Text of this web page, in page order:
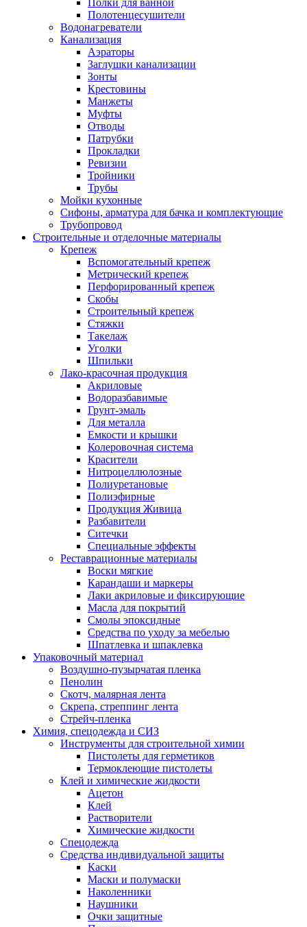
Полки для ванной
Полотенцесушители
Водонагреватели
Канализация
Аэраторы
Заглушки канализации
Зонты
Крестовины
Манжеты
Муфты
Отводы
Патрубки
Прокладки
Ревизии
Тройники
Трубы
Мойки кухонные
Сифоны, арматура для бачка и комплектующие
Трубопровод
Строительные и отделочные материалы
Крепеж
Вспомогательный крепеж
Метрический крепеж
Перфорированный крепеж
Скобы
Строительный крепеж
Стяжки
Такелаж
Уголки
Шпильки
Лако-красочная продукция
Акриловые
Водоразбавимые
Грунт-эмаль
Для металла
Емкости и крышки
Колеровочная система
Красители
Нитроцеллюлозные
Полиуретановые
Полиэфирные
Продукция Живица
Разбавители
Ситечки
Специальные эффекты
Реставрационные материалы
Воски мягкие
Карандаши и маркеры
Лаки акриловые и фиксирующие
Масла для покрытий
Смолы эпоксидные
Средства по уходу за мебелью
Шпатлевка и шпаклевка
Упаковочный материал
Воздушно-пузырчатая пленка
Пенолин
Скотч, малярная лента
Скрепа, стреппинг лента
Стрейч-пленка
Химия, спецодежда и СИЗ
Инструменты для строительной химии
Пистолеты для герметиков
Термоклеющие пистолеты
Клей и химические жидкости
Ацетон
Клей
Растворители
Химические жидкости
Спецодежда
Средства индивидуальной защиты
Каски
Маски и полумаски
Наколенники
Наушники
Очки защитные